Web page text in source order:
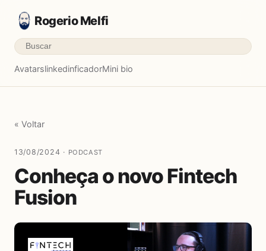
Rogerio Melfi
AvatarslinkedinficadorMini bio
« Voltar
13/08/2024 · PODCAST
Conheça o novo Fintech
Fusion